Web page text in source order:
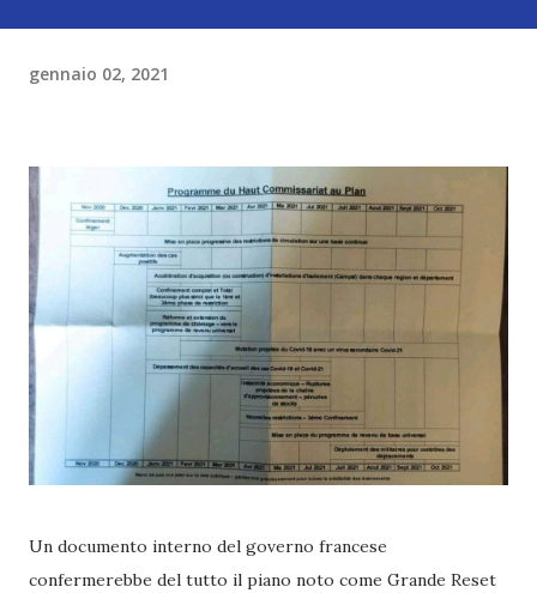
gennaio 02, 2021
Un documento interno del governo francese
confermerebbe del tutto il piano noto come Grande Reset